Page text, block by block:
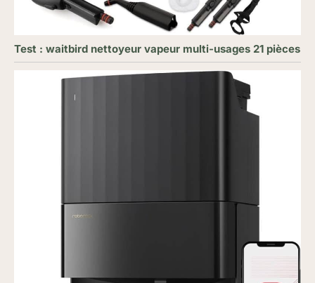
Test : waitbird nettoyeur vapeur multi-usages 21 pièces